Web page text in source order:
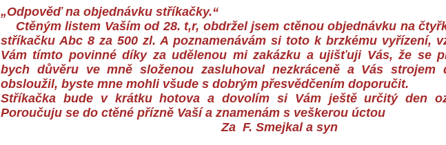
„Odpověď na objednávku stříkačky.“
Ctěným listem Vaším od 28. t,r, obdržel jsem ctěnou objednávku na
stříkačku Abc 8 za 500 zl. A poznamenávám si toto k brzkému vyřízení,
Vám tímto povinné díky za udělenou mi zakázku a ujišťuji Vás, že se
bych důvěru ve mně složenou zasluhoval nezkráceně a Vás strojem
obsloužil, byste mne mohli všude s dobrým přesvědčením doporučit.
Stříkačka bude v krátku hotova a dovolím si Vám ještě určitý den
Poroučuju se do ctěné přízně Vaší a znamenám s veškerou úctou
Za F. Smejkal a syn